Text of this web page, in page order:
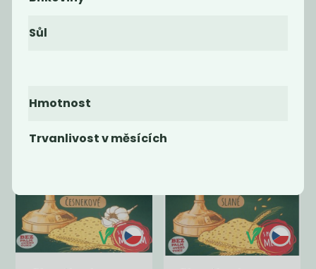
Sůl
Hmotnost
Trvanlivost v měsících